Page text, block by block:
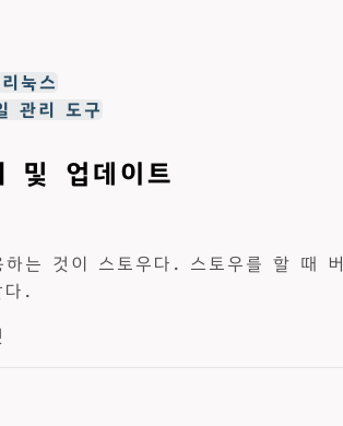
눅스
관리 도구
및 업데이트
하는 것이 스토우다. 스토우를 할 때
다.